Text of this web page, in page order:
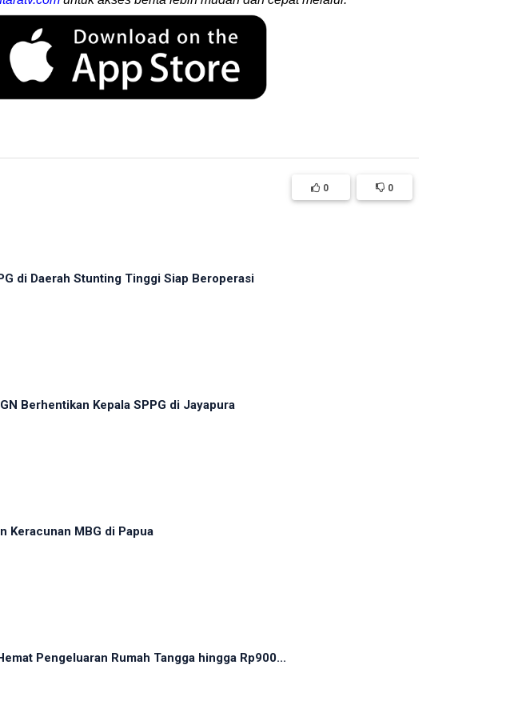
0 0
di Daerah Stunting Tinggi Siap Beroperasi
Berhentikan Kepala SPPG di Jayapura
Keracunan MBG di Papua
Pengeluaran Rumah Tangga hingga Rp900...